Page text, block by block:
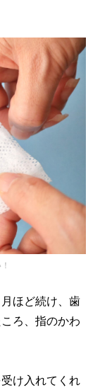
ほど続け、歯
ろ、指のかわ
け入れてくれ